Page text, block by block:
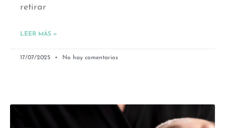
retirar
LEER MÁS »
17/07/2025 No hay comentarios